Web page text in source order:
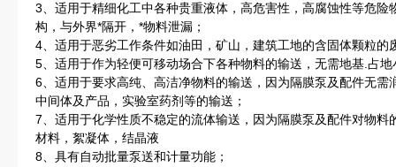
3、适用于精细化工中各种贵重液体，高危害性，高腐蚀性等危
构，与外界*隔开，*物料泄漏；
4、适用于恶劣工作条件如油田，矿山，建筑工地的含固体颗粒
5、适用于作为轻便可移动场合下各种物料的输送，无需地基.占
6、适用于要求高纯、高洁净物料的输送，因为隔膜泵及配件无
中间体及产品，实验室药剂等的输送；
7、适用于化学性质不稳定的流体输送，因为隔膜泵及配件对物
材料，絮凝体，结晶液
8、具有自动批量泵送和计量功能；